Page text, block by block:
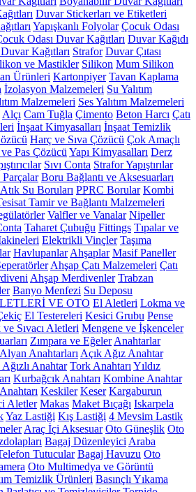
Duvar Stickerları ve Etiketleri
Yapışkanlı Folyolar Çocuk Odası
Odası Duvar Kağıtları Duvar Kağıdı
Kağıtları Strafor Duvar Çıtası
ve Mastikler Silikon Mum Silikon
Ürünleri Kartonpiyer Tavan Kaplama
İzolasyon Malzemeleri Su Yalıtım
Malzemeleri Ses Yalıtım Malzemeleri
Alçı Cam Tuğla Çimento Beton Harcı Çatı
İnşaat Kimyasalları İnşaat Temizlik
Harç ve Sıva Çözücü Çok Amaçlı
ve Pas Çözücü Yapı Kimyasalları Derz
Sıvı Conta Strafor Yapıştırılar
Boru Bağlantı ve Aksesuarları
Atık Su Boruları PPRC Borular Kombi
Tamir ve Bağlantı Malzemeleri
Valfler ve Vanalar Nipeller
Taharet Çubuğu Fittings Tıpalar ve
Elektrikli Vinçler Taşıma
Havlupanlar Ahşaplar Masif Paneller
Ahşap Çatı Malzemeleri Çatı
Ahşap Merdivenler Trabzan
Banyo Menfezi Su Deposu
VE OTO El Aletleri Lokma ve
El Testereleri Kesici Grubu Pense
Sıvacı Aletleri Mengene ve İşkenceler
Zımpara ve Eğeler Anahtarlar
Alyan Anahtarları Açık Ağız Anahtar
Anahtar Tork Anahtarı Yıldız
Kurbağcık Anahtarı Kombine Anahtar
Keskiler Keser Kargaburun
Aletler Makas Maket Bıçağı Iskarpela
Yaz Lastiği Kış Lastiği 4 Mevsim Lastik
Araç İçi Aksesuar Oto Güneşlik Oto
Bagaj Düzenleyici Araba
Tutucular Bagaj Havuzu Oto
Oto Multimedya ve Görüntü
Temizlik Ürünleri Basınçlı Yıkama